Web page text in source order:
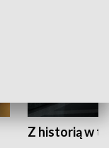
Z historią w